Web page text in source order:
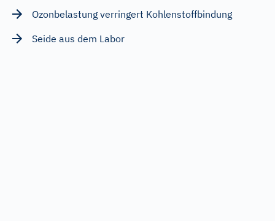
Ozonbelastung verringert Kohlenstoffbindung
Seide aus dem Labor